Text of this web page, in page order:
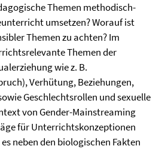
Themen methodisch-
umsetzen? Worauf ist
Themen zu achten? Im
Themen der
wie z. B.
Verhütung, Beziehungen,
Geschlechtsrollen und sexuelle
von Gender-Mainstreaming
für Unterrichtskonzeptionen
neben den biologischen Fakten